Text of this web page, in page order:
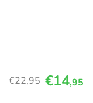
€22,95 €14,95